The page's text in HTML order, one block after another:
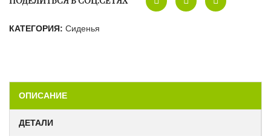
КАТЕГОРИЯ: Сиденья
ОПИСАНИЕ
ДЕТАЛИ